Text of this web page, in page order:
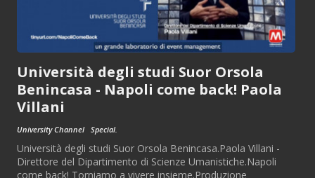
Università degli studi Suor Orsola
Benincasa - Napoli come back! Paola
Villani
University Channel Special.
Università degli studi Suor Orsola Benincasa.Paola Villani -
Direttore del Dipartimento di Scienze Umanistiche.Napoli
come back! Torniamo a vivere insieme.Produzione